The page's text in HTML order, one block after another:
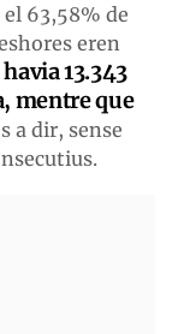
63,58% de
eren
13.343
mentre que
a dir, sense